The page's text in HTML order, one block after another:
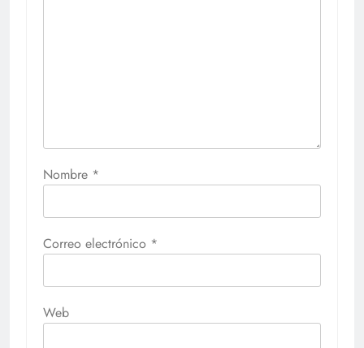
Nombre *
Correo electrónico *
Web